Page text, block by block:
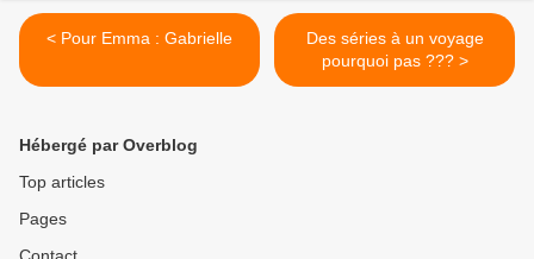
< Pour Emma : Gabrielle
Des séries à un voyage
pourquoi pas ??? >
Hébergé par Overblog
Top articles
Pages